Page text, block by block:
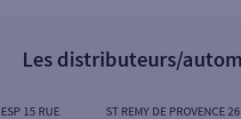
Les distributeurs/
15 RUE ST REMY DE PROVENCE